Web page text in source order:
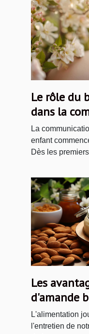
Le rôle du
dans la
bébé
La
enfant
Dès les
Les
d'amande
équilibrée
L'alimentation
l'entretien de